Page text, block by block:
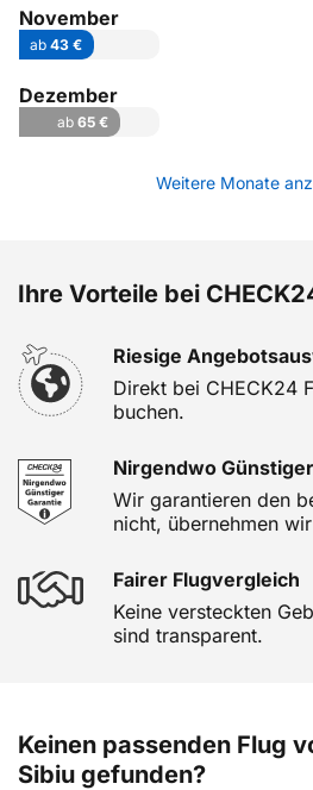
November
ab43 €
Dezember
ab65 €
Weitere Monate
Ihre Vorteile bei
Riesige
Direkt bei CHECK24
buchen.
Nirgendwo
Wir garantieren den
nicht, übernehmen
Fairer Flugvergleich
Keine versteckten
sind transparent.
Keinen passenden Flug
Sibiu gefunden?